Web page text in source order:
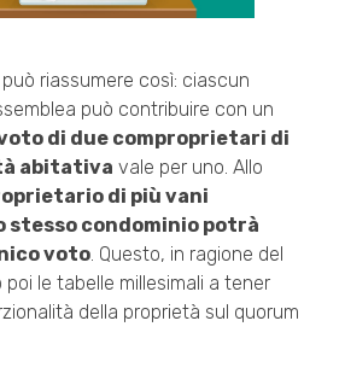
riassumere così: ciascun
può contribuire con un
di due comproprietari di
abitativa vale per uno. Allo
di più vani
stesso condominio potrà
voto. Questo, in ragione del
le tabelle millesimali a tener
della proprietà sul quorum